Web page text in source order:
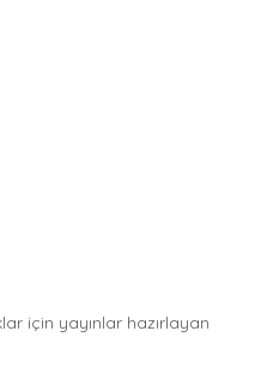
için yayınlar hazırlayan